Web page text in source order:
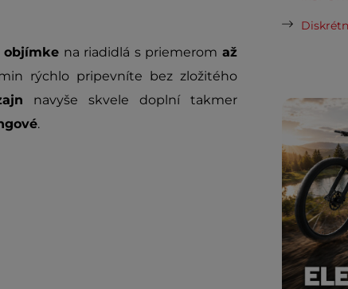
objímke na riadidlá s priemeromaž
rýchlo pripevníte bez zložitého
navyše skvele doplní takmer
.